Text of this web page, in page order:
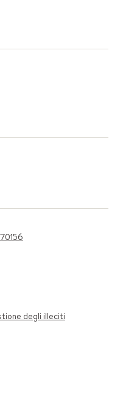
degli illeciti